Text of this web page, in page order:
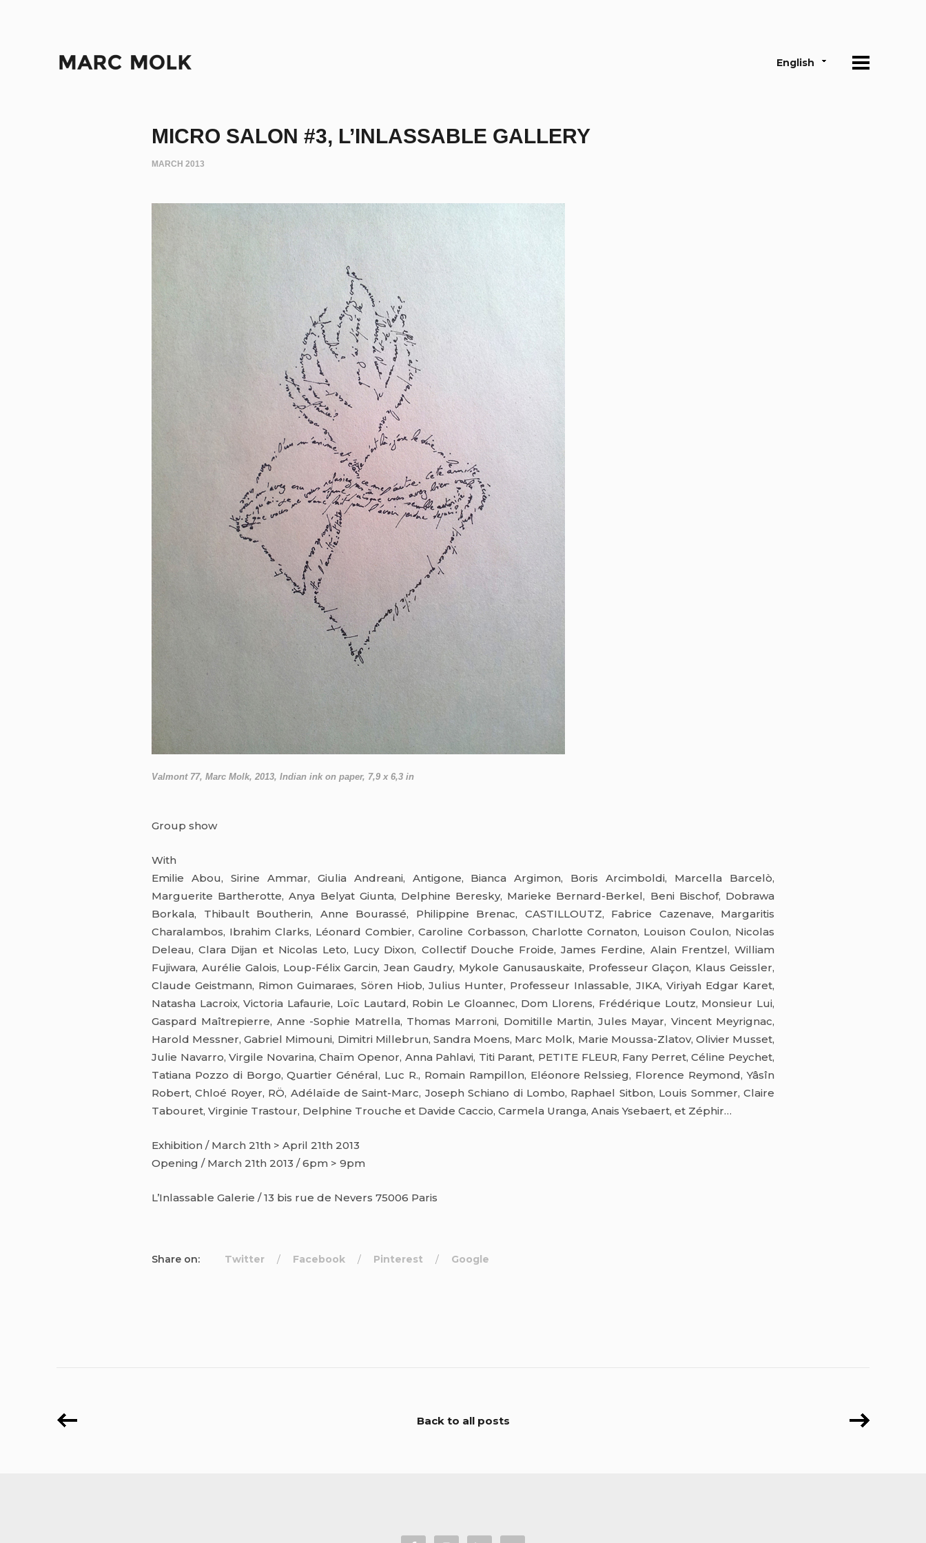
English
MICRO SALON #3, L’INLASSABLE GALLERY
MARCH 2013
Valmont 77, Marc Molk, 2013, Indian ink on paper, 7,9 x 6,3 in
Group show
With
Emilie Abou, Sirine Ammar, Giulia Andreani, Antigone, Bianca Argimon, Boris Arcimboldi, Marcella Barcelò,
Marguerite Bartherotte, Anya Belyat Giunta, Delphine Beresky, Marieke Bernard-Berkel, Beni Bischof, Dobrawa
Borkala, Thibault Boutherin, Anne Bourassé, Philippine Brenac, CASTILLOUTZ, Fabrice Cazenave, Margaritis
Charalambos, Ibrahim Clarks, Léonard Combier, Caroline Corbasson, Charlotte Cornaton, Louison Coulon, Nicolas
Deleau, Clara Dijan et Nicolas Leto, Lucy Dixon, Collectif Douche Froide, James Ferdine, Alain Frentzel, William
Fujiwara, Aurélie Galois, Loup-Félix Garcin, Jean Gaudry, Mykole Ganusauskaite, Professeur Glaçon, Klaus Geissler,
Claude Geistmann, Rimon Guimaraes, Sören Hiob, Julius Hunter, Professeur Inlassable, JIKA, Viriyah Edgar Karet,
Natasha Lacroix, Victoria Lafaurie, Loïc Lautard, Robin Le Gloannec, Dom Llorens, Frédérique Loutz, Monsieur Lui,
Gaspard Maîtrepierre, Anne -Sophie Matrella, Thomas Marroni, Domitille Martin, Jules Mayar, Vincent Meyrignac,
Harold Messner, Gabriel Mimouni, Dimitri Millebrun, Sandra Moens, Marc Molk, Marie Moussa-Zlatov, Olivier Musset,
Julie Navarro, Virgile Novarina, Chaïm Openor, Anna Pahlavi, Titi Parant, PETITE FLEUR, Fany Perret, Céline Peychet,
Tatiana Pozzo di Borgo, Quartier Général, Luc R., Romain Rampillon, Eléonore Relssieg, Florence Reymond, Yâsîn
Robert, Chloé Royer, RÖ, Adélaïde de Saint-Marc, Joseph Schiano di Lombo, Raphael Sitbon, Louis Sommer, Claire
Tabouret, Virginie Trastour, Delphine Trouche et Davide Caccio, Carmela Uranga, Anais Ysebaert, et Zéphir…
Exhibition / March 21th > April 21th 2013
Opening / March 21th 2013 / 6pm > 9pm
L’Inlassable Galerie / 13 bis rue de Nevers 75006 Paris
Share on: Twitter Facebook Pinterest Google
Back to all posts